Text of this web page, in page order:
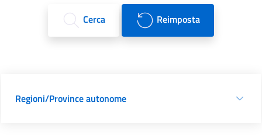
Cerca Reimposta
Regioni/Province autonome